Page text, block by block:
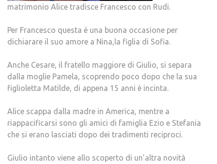
matrimonio Alice tradisce Francesco con Rudi.
Per Francesco questa è una buona occasione per
dichiarare il suo amore a Nina,la figlia di Sofia.
Anche Cesare, il fratello maggiore di Giulio, si separa
dalla moglie Pamela, scoprendo poco dopo che la sua
figlioletta Matilde, di appena 15 anni è incinta.
Alice scappa dalla madre in America, mentre a
riappacificarsi sono gli amici di famiglia Ezio e Stefania
che si erano lasciati dopo dei tradimenti reciproci.
Giulio intanto viene allo scoperto di un’altra novità